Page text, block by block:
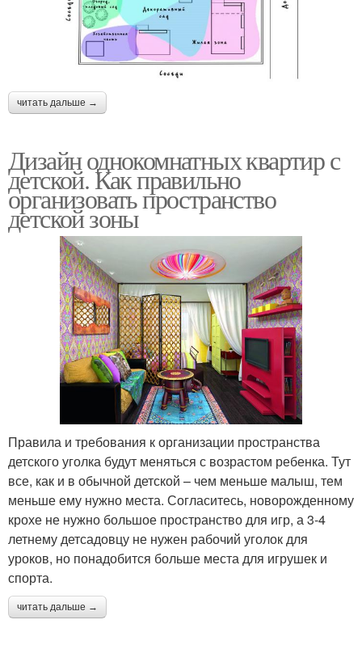
читать дальше →
Дизайн однокомнатных квартир с
детской. Как правильно
организовать пространство
детской зоны
Правила и требования к организации пространства
детского уголка будут меняться с возрастом ребенка. Тут
все, как и в обычной детской – чем меньше малыш, тем
меньше ему нужно места. Согласитесь, новорожденному
крохе не нужно большое пространство для игр, а 3-4
летнему детсадовцу не нужен рабочий уголок для
уроков, но понадобится больше места для игрушек и
спорта.
читать дальше →